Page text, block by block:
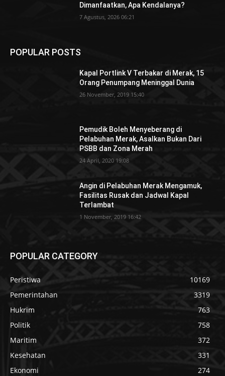
Dimanfaatkan, Apa Kendalanya?
7 Agustus, 2026 06:21
POPULAR POSTS
Kapal Portlink V Terbakar di Merak, 15
Orang Penumpang Meninggal Dunia
26 November, 2019 15:40
Pemudik Boleh Menyeberang di
Pelabuhan Merak, Asalkan Bukan Dari
PSBB dan Zona Merah
24 April, 2020 19:08
Angin di Pelabuhan Merak Mengamuk,
Fasilitas Rusak dan Jadwal Kapal
Terlambat
1 November, 2019 16:42
POPULAR CATEGORY
Peristiwa
10169
Pemerintahan
3319
Hukrim
763
Politik
758
Maritim
372
Kesehatan
331
Ekonomi
274